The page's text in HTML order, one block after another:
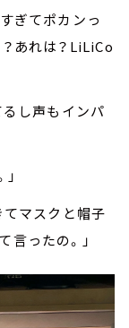
ぎてポカンっ
あれは？LiLiCo
るし声もインパ
てマスクと帽子
言ったの。」